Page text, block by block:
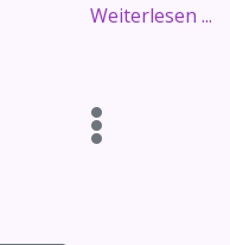
Weiterlesen ...